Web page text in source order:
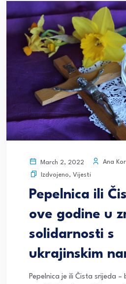
March 2, 2022
Ana
Izdvojeno, Vijesti
Pepelnica ili
ove godine u
solidarnosti s
ukrajinskim
Pepelnica je ili Čista srijeda –